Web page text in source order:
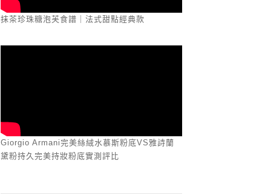
抹茶珍珠糖泡芙食譜｜法式甜點經典款
Giorgio Armani完美絲絨水慕斯粉底VS雅詩蘭
黛粉持久完美持妝粉底實測評比